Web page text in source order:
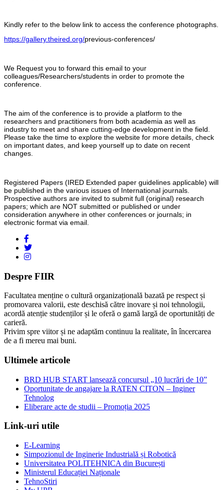
Kindly refer to the below link to access the conference photographs.
https://gallery.theired.org/previous-conferences/
We Request you to forward this email to your
colleagues/Researchers/students in order to promote the
conference.
The aim of the conference is to provide a platform to the
researchers and practitioners from both academia as well as
industry to meet and share cutting-edge development in the field.
Please take the time to explore the website for more details, check
on important dates, and keep yourself up to date on recent
changes.
Registered Papers (IRED Extended paper guidelines applicable) will
be published in the various issues of International journals.
Prospective authors are invited to submit full (original) research
papers; which are NOT submitted or published or under
consideration anywhere in other conferences or journals; in
electronic format via email.
Despre FIIR
Facultatea menține o cultură organizațională bazată pe respect și
promovarea valorii, este deschisă către inovare și noi tehnologii,
acordă atenție studenților și le oferă o gamă largă de oportunități de
carieră.
Privim spre viitor și ne adaptăm continuu la realitate, în încercarea
de a fi mereu mai buni.
Ultimele articole
BRD HUB START lansează concursul „10 lucrări de 10”
Oportunitate de angajare la RATEN CITON – Inginer
Tehnolog
Eliberare acte de studii – Promoția 2025
Link-uri utile
E-Learning
Simpozionul de Inginerie Industrială și Robotică
Universitatea POLITEHNICA din București
Ministerul Educației Naționale
TehnoStiri